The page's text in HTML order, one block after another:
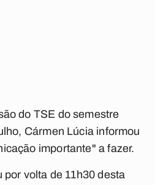
do TSE do semestre
Cármen Lúcia informou
importante" a fazer.
por volta de 11h30 desta